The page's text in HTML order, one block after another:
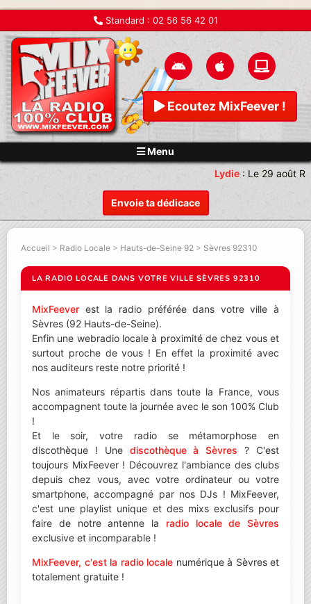
Standard : 02 56 56 42 01
Ecoutez MixFeever !
Menu
Envoie ta dédicace
Lydie: Le 29 août
Accueil > Radio Locale > Hauts-de-Seine 92 > Sèvres 92310
LA RADIO LOCALE DANS VOTRE VILLE SÈVRES 92310
MixFeever est la radio préférée dans votre ville à
Sèvres (92 Hauts-de-Seine).
Enfin une webradio locale à proximité de chez vous et
surtout proche de vous ! En effet la proximité avec
nos auditeurs reste notre priorité !
Nos animateurs répartis dans toute la France, vous
accompagnent toute la journée avec le son 100% Club
!
Et le soir, votre radio se métamorphose en
discothèque ! Une discothèque à Sèvres ? C'est
toujours MixFeever ! Découvrez l'ambiance des clubs
depuis chez vous, avec votre ordinateur ou votre
smartphone, accompagné par nos DJs ! MixFeever,
c'est une playlist unique et des mixs exclusifs pour
faire de notre antenne la radio locale de Sèvres
exclusive et incomparable !
MixFeever, c'est la radio locale numérique à Sèvres et
totalement gratuite !